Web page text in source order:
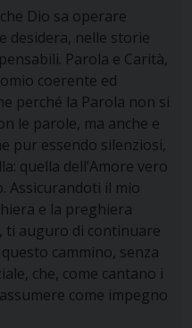
Dio sa operare
desidera, nelle storie
Parola e Carità,
coerente ed
perché la Parola non si
le parole, ma anche e
pur essendo silenziosi,
quella dell’Amore vero
Assicurandoti il mio
e la preghiera
ti auguro di continuare
cammino, senza
che, come cantano i
come impegno